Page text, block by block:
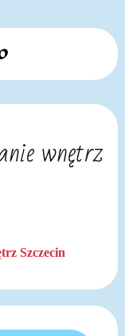
wnętrz
Szczecin